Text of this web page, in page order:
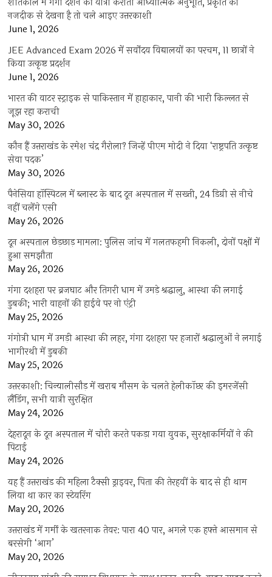
शीतकाल में गंगा दर्शन की यात्रा कराती आध्यात्मिक अनुभूति, प्रकृति को
नजदीक से देखना है तो चले आइए उत्तरकाशी
June 1, 2026
JEE Advanced Exam 2026 में सर्वोदय विद्यालयों का परचम, 11 छात्रों ने
किया उत्कृष्ट प्रदर्शन
June 1, 2026
भारत की वाटर स्ट्राइक से पाकिस्तान में हाहाकार, पानी की भारी किल्लत से
जूझ रहा कराची
May 30, 2026
कौन हैं उत्तराखंड के रमेश चंद्र गैरोला? जिन्हें पीएम मोदी ने दिया ‘राष्ट्रपति उत्कृष्ट
सेवा पदक’
May 30, 2026
पैनेसिया हॉस्पिटल में ब्लास्ट के बाद दून अस्पताल में सख्ती, 24 डिग्री से नीचे
नहीं चलेंगे एसी
May 26, 2026
दून अस्पताल छेड़छाड़ मामला: पुलिस जांच में गलतफहमी निकली, दोनों पक्षों में
हुआ समझौता
May 26, 2026
गंगा दशहरा पर ब्रजघाट और तिगरी धाम में उमड़े श्रद्धालु, आस्था की लगाई
डुबकी; भारी वाहनों की हाईवे पर नो एंट्री
May 25, 2026
गंगोत्री धाम में उमड़ी आस्था की लहर, गंगा दशहरा पर हजारों श्रद्धालुओं ने लगाई
भागीरथी में डुबकी
May 25, 2026
उत्तरकाशी: चिन्यालीसौड़ में खराब मौसम के चलते हेलीकॉप्टर की इमरजेंसी
लैंडिंग, सभी यात्री सुरक्षित
May 24, 2026
देहरादून के दून अस्पताल में चोरी करते पकड़ा गया युवक, सुरक्षाकर्मियों ने की
पिटाई
May 24, 2026
यह हैं उत्तराखंड की महिला टैक्सी ड्राइवर, पिता की तेरहवीं के बाद से ही थाम
लिया था कार का स्टेयरिंग
May 20, 2026
उत्तराखंड में गर्मी के खतरनाक तेवर: पारा 40 पार, अगले एक हफ्ते आसमान से
बरसेगी ‘आग’
May 20, 2026